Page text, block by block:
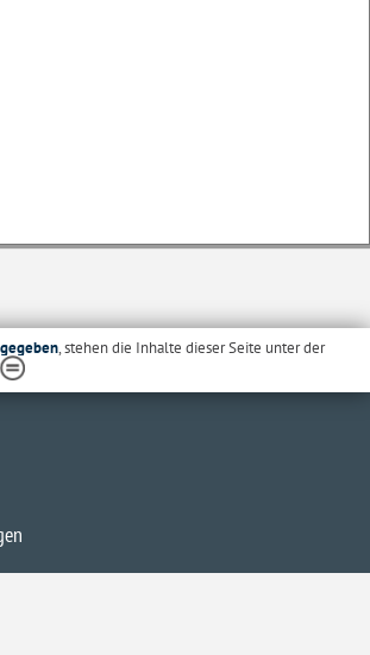
, stehen die Inhalte dieser Seite unter der